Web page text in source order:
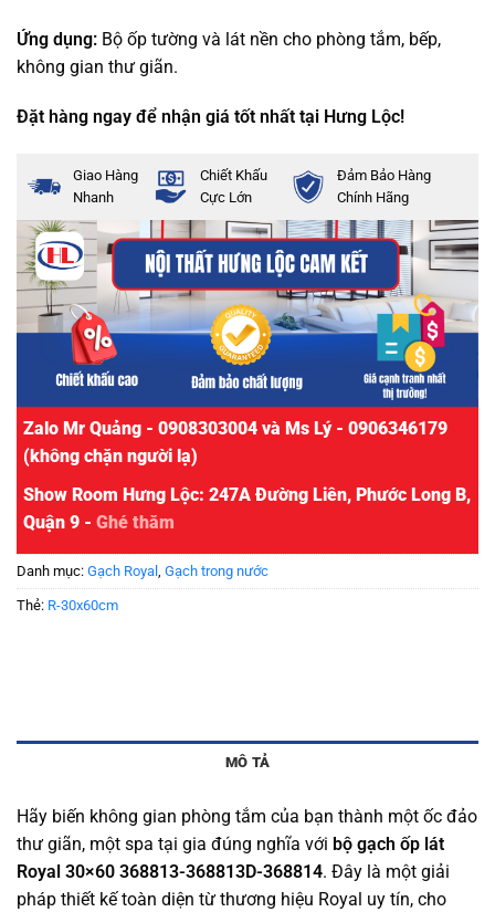
Ứng dụng: Bộ ốp tường và lát nền cho phòng tắm, bếp,
không gian thư giãn.
Đặt hàng ngay để nhận giá tốt nhất tại Hưng Lộc!
Giao Hàng
Nhanh
Chiết Khấu
Cực Lớn
Đảm Bảo Hàng
Chính Hãng
Zalo Mr Quảng - 0908303004 và Ms Lý - 0906346179
(không chặn người lạ)
Show Room Hưng Lộc: 247A Đường Liên, Phước Long B,
Quận 9 - Ghé thăm
Danh mục: Gạch Royal Gạch trong nước
Thẻ: R-30x60cm
MÔ TẢ
Hãy biến không gian phòng tắm của bạn thành một ốc đảo
thư giãn, một spa tại gia đúng nghĩa với bộ gạch ốp lát
Royal 30×60 368813-368813D-368814. Đây là một giải
pháp thiết kế toàn diện từ thương hiệu Royal uy tín, cho